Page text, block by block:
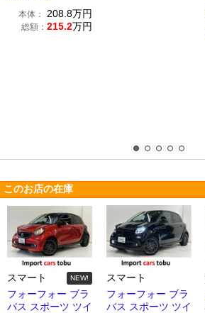
本体： 208.8万円
総額： 215.2万円
このお店の在庫
スマート NEW!
フォーフォー ブラ
バス スポーツ ツイ
スマート
フォーフォー ブラ
バス スポーツ ツイ